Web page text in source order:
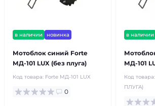
в наличии новинка
Мотоблок синий Forte
МД-101 LUX (без плуга)
Код товара: Forte МД-101 LUX
0
в наличии
МД-101
Код товара:
ПЛУГА)